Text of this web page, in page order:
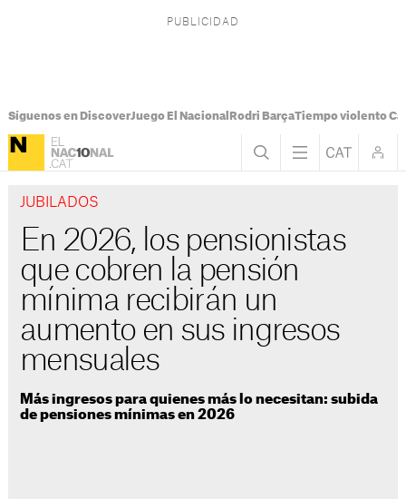
Síguenos en DiscoverJuego El Nacional Rodri BarçaTiempo violento
JUBILADOS
En 2026, los pensionistas
que cobren la pensión
mínima recibirán un
aumento en sus ingresos
mensuales
Más ingresos para quienes más lo necesitan: subida
de pensiones mínimas en 2026